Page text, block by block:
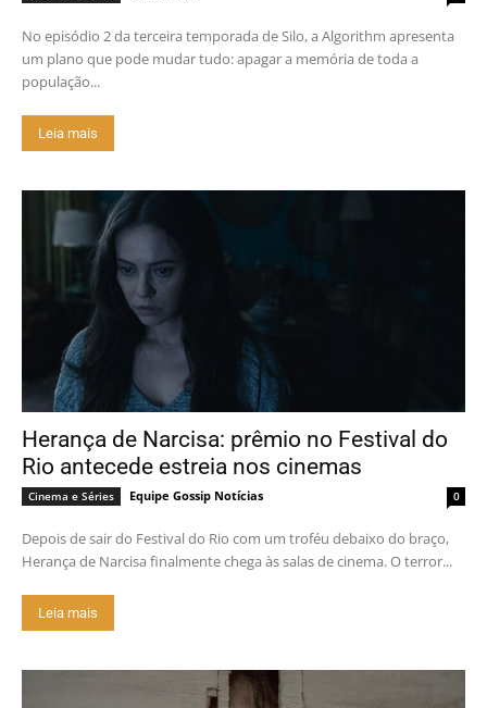
No episódio 2 da terceira temporada de Silo, a Algorithm apresenta
um plano que pode mudar tudo: apagar a memória de toda a
população...
Leia mais
Herança de Narcisa: prêmio no Festival do
Rio antecede estreia nos cinemas
Cinema e Séries Equipe Gossip Notícias 0
Depois de sair do Festival do Rio com um troféu debaixo do braço,
Herança de Narcisa finalmente chega às salas de cinema. O terror...
Leia mais